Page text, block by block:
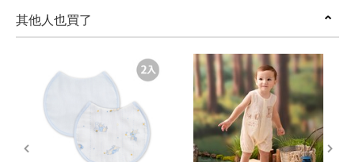
其他人也買了
next